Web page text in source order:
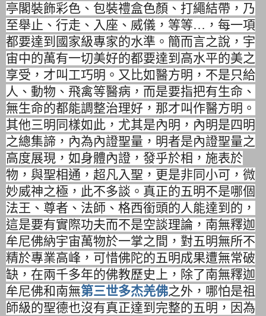
亭閣裝飾彩色、包裝禮盒色顏、打繩結帶，乃
至舉止、行走、 入座、威儀，等等…，每一項
都要達到國家級專家的水準。 簡而言之說，宇
宙中的萬有一切美好的都要達到高水平的美之
享受， 才叫工巧明。又比如醫方明，不是只給
人、動物、飛禽等醫病， 而是要指把有生命、
無生命的都能調整治理好，那才叫作醫方明。
其他三明同樣如此，尤其是內明，內明是四明
之總集諦， 內為內證聖量，明者是內證聖量之
高度展現，如身體內證， 發乎於相，施表於
物，與聖相通，超凡入聖，更是非同小可， 微
妙威神之極，此不多談。真正的五明不是哪個
法王、尊者、法師、 格西銜頭的人能達到的，
這是要有實際功夫而不是空談理論， 南無釋迦
牟尼佛納宇宙萬物於一掌之間， 對五明無所不
精於專業高峰，可惜佛陀的五明成果遭無常破
缺， 在兩千多年的佛教歷史上， 除了南無釋迦
牟尼佛和南無第三世多杰羌佛之外， 哪怕是祖
師級的聖德也沒有真正達到完整的五明， 因為